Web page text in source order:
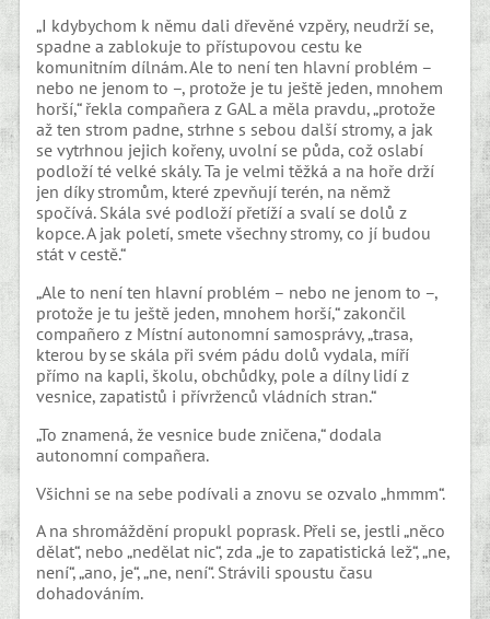
„I kdybychom k němu dali dřevěné vzpěry, neudrží se,
spadne a zablokuje to přístupovou cestu ke
komunitním dílnám. Ale to není ten hlavní problém –
nebo ne jenom to –, protože je tu ještě jeden, mnohem
horší,“ řekla compañera z GAL a měla pravdu, „protože
až ten strom padne, strhne s sebou další stromy, a jak
se vytrhnou jejich kořeny, uvolní se půda, což oslabí
podloží té velké skály. Ta je velmi těžká a na hoře drží
jen díky stromům, které zpevňují terén, na němž
spočívá. Skála své podloží přetíží a svalí se dolů z
kopce. A jak poletí, smete všechny stromy, co jí budou
stát v cestě.“
„Ale to není ten hlavní problém – nebo ne jenom to –,
protože je tu ještě jeden, mnohem horší,“ zakončil
compañero z Místní autonomní samosprávy, „trasa,
kterou by se skála při svém pádu dolů vydala, míří
přímo na kapli, školu, obchůdky, pole a dílny lidí z
vesnice, zapatistů i přívrženců vládních stran.“
„To znamená, že vesnice bude zničena,“ dodala
autonomní compañera.
Všichni se na sebe podívali a znovu se ozvalo „hmmm“.
A na shromáždění propukl poprask. Přeli se, jestli „něco
dělat“, nebo „nedělat nic“, zda „je to zapatistická lež“, „ne,
není“, „ano, je“, „ne, není“. Strávili spoustu času
dohadováním.